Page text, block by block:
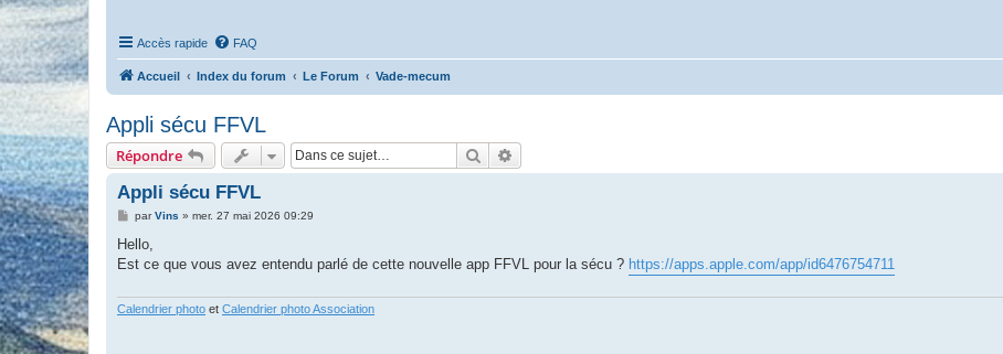
Accès rapide FAQ
Accueil Index du forum Le Forum Vade-mecum
Appli sécu FFVL
Répondre Rechercher
Appli sécu FFVL
M
s
a
parVins » mer. 27 mai 2026 09:29
Hello,
Est ce que vous avez entendu parlé de cette nouvelle app FFVL pour la sécu ? https://apps.apple.com/app/id6476754711
Calendrier photo et Calendrier photo Association